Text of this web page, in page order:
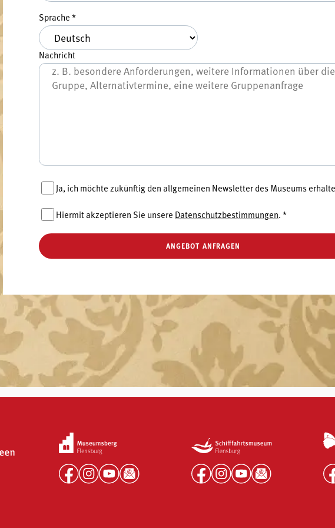
Sprache *
Nachricht
Ja, ich möchte zukünftig den allgemeinen Newsletter des Museums
Hiermit akzeptieren Sie unsere Datenschutzbestimmungen.*
ANGEBOT ANFRAGEN